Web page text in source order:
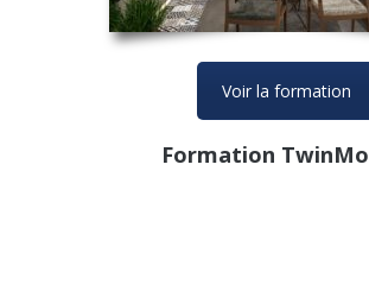
Voir la formation
Formation